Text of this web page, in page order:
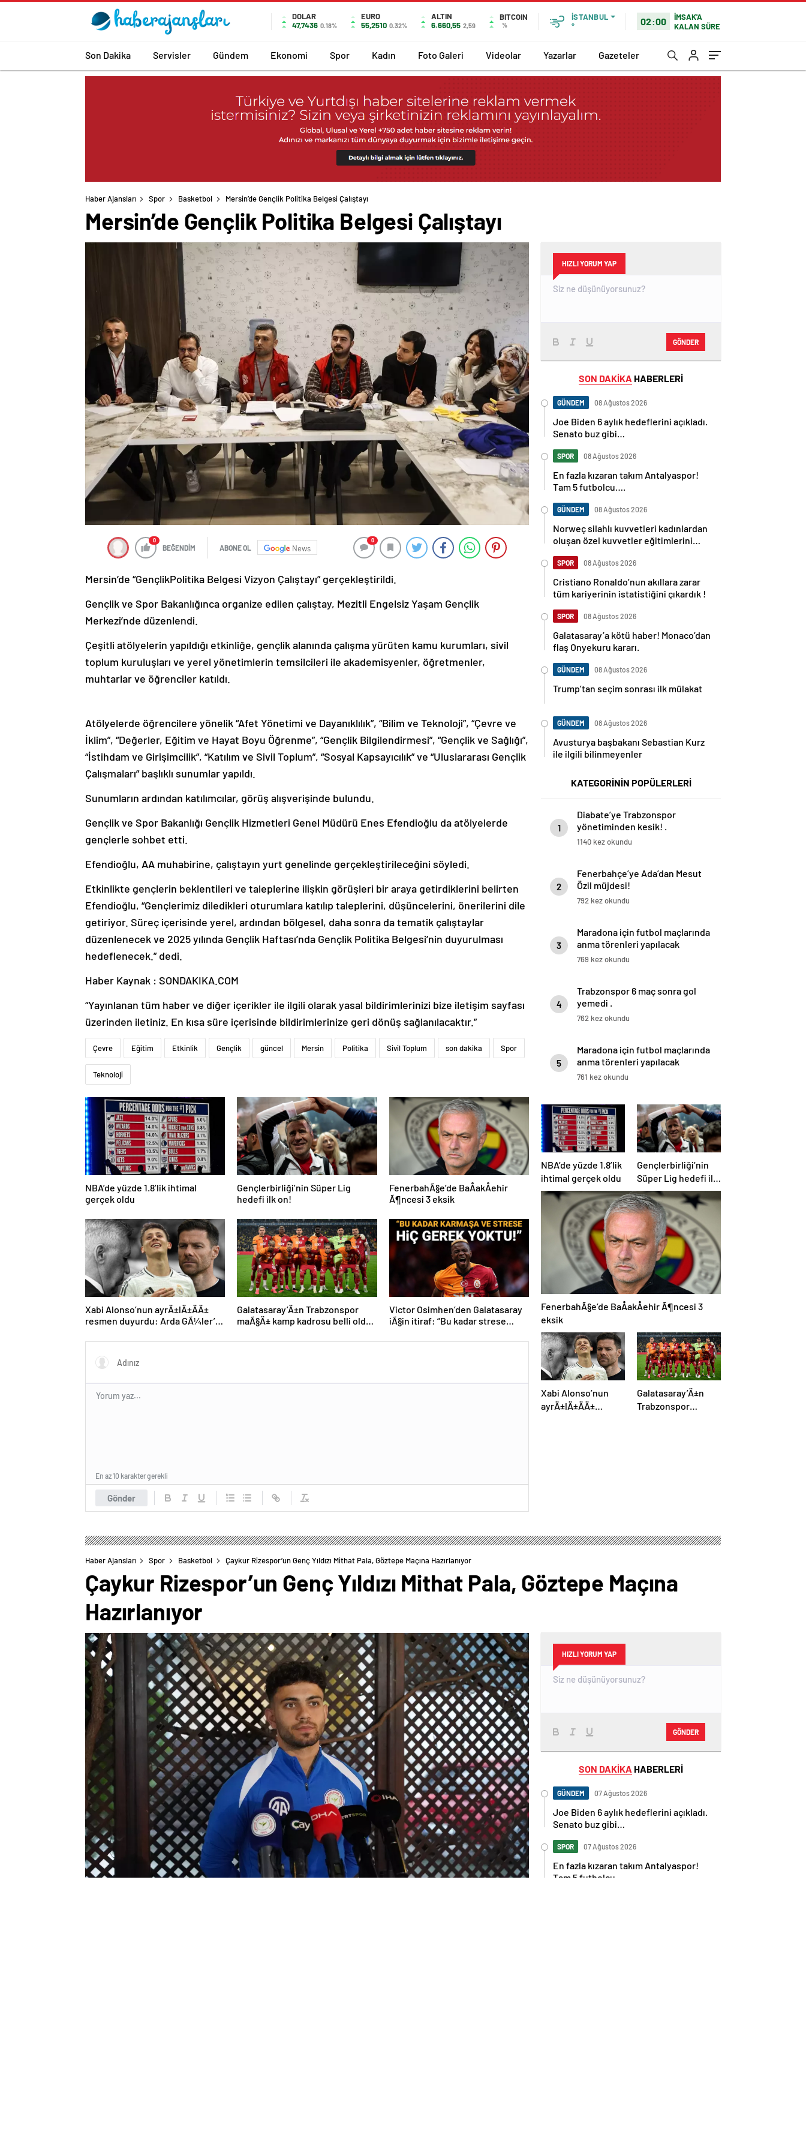
DOLAR
47,7436 0.18%
EURO
55,2510 0.32%
ALTIN
6.660,55 2,59
BITCOIN
%
İSTANBUL
°
02:00
İMSAK'A
KALAN SÜRE
Son Dakika Servisler Gündem Ekonomi Spor Kadın Foto Galeri Videolar Yazarlar Gazeteler
Haber Ajansları Spor Basketbol Mersin’de Gençlik Politika Belgesi Çalıştayı
Mersin’de Gençlik Politika Belgesi Çalıştayı
0
BEĞENDİM ABONE OL News
0
Mersin’de “GençlikPolitika Belgesi Vizyon Çalıştayı” gerçekleştirildi.
Gençlik ve Spor Bakanlığınca organize edilen çalıştay, Mezitli Engelsiz Yaşam Gençlik
Merkezi’nde düzenlendi.
Çeşitli atölyelerin yapıldığı etkinliğe, gençlik alanında çalışma yürüten kamu kurumları, sivil
toplum kuruluşları ve yerel yönetimlerin temsilcileri ile akademisyenler, öğretmenler,
muhtarlar ve öğrenciler katıldı.
Atölyelerde öğrencilere yönelik “Afet Yönetimi ve Dayanıklılık”, “Bilim ve Teknoloji”, “Çevre ve
İklim”, “Değerler, Eğitim ve Hayat Boyu Öğrenme”, “Gençlik Bilgilendirmesi”, “Gençlik ve Sağlığı”,
“İstihdam ve Girişimcilik”, “Katılım ve Sivil Toplum”, “Sosyal Kapsayıcılık” ve “Uluslararası Gençlik
Çalışmaları” başlıklı sunumlar yapıldı.
Sunumların ardından katılımcılar, görüş alışverişinde bulundu.
Gençlik ve Spor Bakanlığı Gençlik Hizmetleri Genel Müdürü Enes Efendioğlu da atölyelerde
gençlerle sohbet etti.
Efendioğlu, AA muhabirine, çalıştayın yurt genelinde gerçekleştirileceğini söyledi.
Etkinlikte gençlerin beklentileri ve taleplerine ilişkin görüşleri bir araya getirdiklerini belirten
Efendioğlu, “Gençlerimiz diledikleri oturumlara katılıp taleplerini, düşüncelerini, önerilerini dile
getiriyor. Süreç içerisinde yerel, ardından bölgesel, daha sonra da tematik çalıştaylar
düzenlenecek ve 2025 yılında Gençlik Haftası’nda Gençlik Politika Belgesi’nin duyurulması
hedeflenecek.” dedi.
Haber Kaynak : SONDAKIKA.COM
“Yayınlanan tüm haber ve diğer içerikler ile ilgili olarak yasal bildirimlerinizi bize iletişim sayfası
üzerinden iletiniz. En kısa süre içerisinde bildirimlerinize geri dönüş sağlanılacaktır.”
Çevre Eğitim Etkinlik Gençlik güncel Mersin Politika Sivil Toplum son dakika Spor
Teknoloji
NBA’de yüzde 1.8’lik ihtimal
gerçek oldu
Gençlerbirliği’nin Süper Lig
hedefi ilk on!
FenerbahÃ§e’de BaÅakÅehir
Ã¶ncesi 3 eksik
Xabi Alonso’nun ayrÄ±lÄ±ÄÄ±
resmen duyurdu: Arda GÃ¼ler’in
sayÄ±m baÅladÄ±
Galatasaray’Ä±n Trabzonspor
maÃ§Ä± kamp kadrosu belli oldu:
Victor Osimhen’den Galatasaray
iÃ§in itiraf: “Bu kadar strese
Gönder
En az 10 karakter gerekli
HIZLI YORUM YAP
GÖNDER
SON DAKİKA HABERLERİ
GÜNDEM 08 Ağustos 2026
Joe Biden 6 aylık hedeflerini açıkladı.
Senato buz gibi…
SPOR 08 Ağustos 2026
En fazla kızaran takım Antalyaspor!
Tam 5 futbolcu….
GÜNDEM 08 Ağustos 2026
Norweç silahlı kuvvetleri kadınlardan
oluşan özel kuvvetler eğitimlerini
SPOR 08 Ağustos 2026
Cristiano Ronaldo’nun akıllara zarar
tüm kariyerinin istatistiğini çıkardık !
SPOR 08 Ağustos 2026
Galatasaray’a kötü haber! Monaco’dan
flaş Onyekuru kararı.
GÜNDEM 08 Ağustos 2026
Trump’tan seçim sonrası ilk mülakat
GÜNDEM 08 Ağustos 2026
Avusturya başbakanı Sebastian Kurz
ile ilgili bilinmeyenler
KATEGORİNİN POPÜLERLERİ
1
Diabate’ye Trabzonspor
yönetiminden kesik! .
1140 kez okundu
2
Fenerbahçe’ye Ada’dan Mesut
Özil müjdesi!
792 kez okundu
3
Maradona için futbol maçlarında
anma törenleri yapılacak
769 kez okundu
4
Trabzonspor 6 maç sonra gol
yemedi .
762 kez okundu
5
Maradona için futbol maçlarında
anma törenleri yapılacak
761 kez okundu
NBA’de yüzde 1.8’lik
ihtimal gerçek oldu
Gençlerbirliği’nin
Süper Lig hedefi ilk
on!
FenerbahÃ§e’de BaÅakÅehir Ã¶ncesi 3
eksik
Xabi Alonso’nun
ayrÄ±lÄ±ÄÄ±
Galatasaray’Ä±n
Trabzonspor
Haber Ajansları Spor Basketbol Çaykur Rizespor’un Genç Yıldızı Mithat Pala, Göztepe Maçına Hazırlanıyor
Çaykur Rizespor’un Genç Yıldızı Mithat Pala, Göztepe Maçına
Hazırlanıyor
HIZLI YORUM YAP
GÖNDER
SON DAKİKA HABERLERİ
GÜNDEM 07 Ağustos 2026
Joe Biden 6 aylık hedeflerini açıkladı.
Senato buz gibi…
SPOR 07 Ağustos 2026
En fazla kızaran takım Antalyaspor!
Tam 5 futbolcu….